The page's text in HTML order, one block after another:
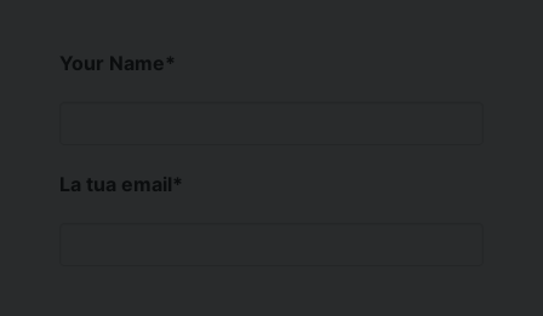
Your Name*
La tua email*